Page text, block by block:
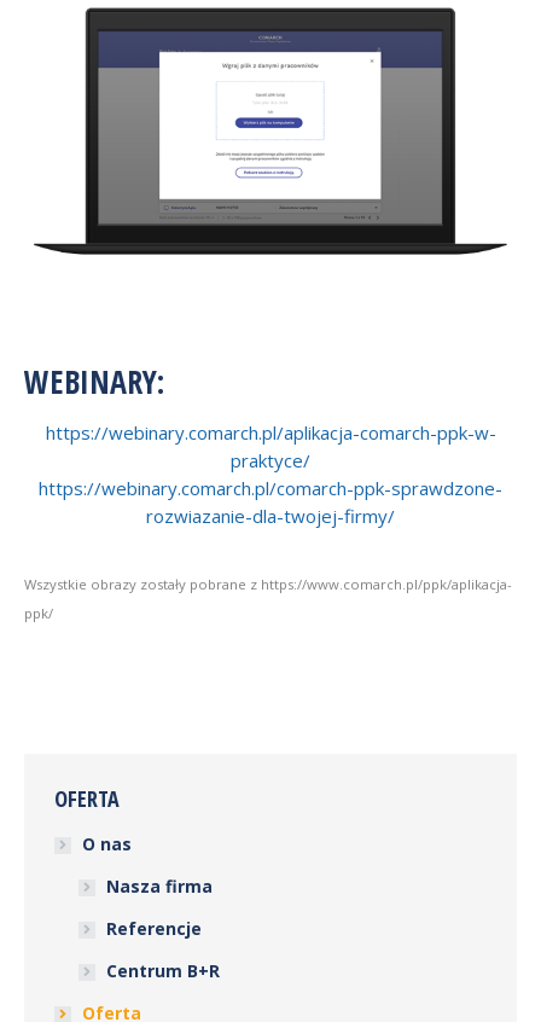
WEBINARY:
https://webinary.comarch.pl/aplikacja-comarch-ppk-w-
praktyce/
https://webinary.comarch.pl/comarch-ppk-sprawdzone-
rozwiazanie-dla-twojej-firmy/
Wszystkie obrazy zostały pobrane z https://www.comarch.pl/ppk/aplikacja-
ppk/
OFERTA
O nas
Nasza firma
Referencje
Centrum B+R
Oferta